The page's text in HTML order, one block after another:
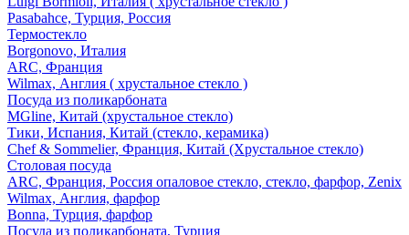
Pasabahce, Турция, Россия
Термостекло
Borgonovo, Италия
ARC, Франция
Wilmax, Англия ( хрустальное стекло )
Посуда из поликарбоната
MGline, Китай (хрустальное стекло)
Тики, Испания, Китай (стекло, керамика)
Chef & Sommelier, Франция, Китай (Хрустальное стекло)
Столовая посуда
ARC, Франция, Россия опаловое стекло, стекло, фарфор, Zenix
Wilmax, Англия, фарфор
Bonna, Турция, фарфор
Посуда из поликарбоната, Турция